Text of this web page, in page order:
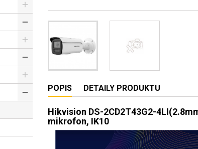
POPIS DETAILY PRODUKTU
Hikvision DS-2CD2T43G2-
mikrofon, IK10